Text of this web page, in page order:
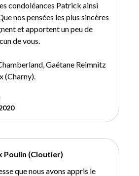
condoléances Patrick ainsi
nos pensées les plus sincères
et apportent un peu de
de vous.
Gaétane Reimnitz
(Charny).
Poulin (Cloutier)
que nous avons appris le